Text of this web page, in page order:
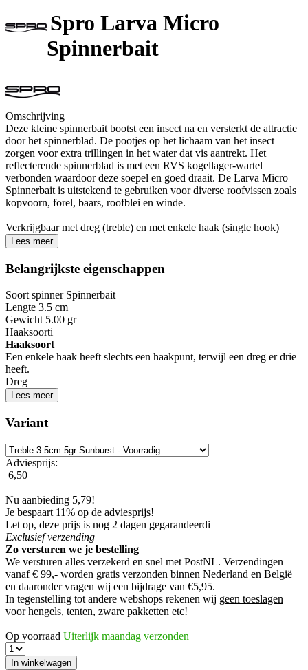
Spro Larva Micro
Spinnerbait
Omschrijving
Deze kleine spinnerbait bootst een insect na en versterkt de attractie
door het spinnerblad. De pootjes op het lichaam van het insect
zorgen voor extra trillingen in het water dat vis aantrekt. Het
reflecterende spinnerblad is met een RVS kogellager-wartel
verbonden waardoor deze soepel en goed draait. De Larva Micro
Spinnerbait is uitstekend te gebruiken voor diverse roofvissen zoals
kopvoorn, forel, baars, roofblei en winde.
Verkrijgbaar met dreg (treble) en met enkele haak (single hook)
Lees meer
Belangrijkste eigenschappen
Soort spinner Spinnerbait
Lengte 3.5 cm
Gewicht 5.00 gr
Haaksoorti
Haaksoort
Een enkele haak heeft slechts een haakpunt, terwijl een dreg er drie
heeft.
Dreg
Lees meer
Variant
Adviesprijs:
6,50
Nu aanbieding 5,79!
Je bespaart 11% op de adviesprijs!
Let op, deze prijs is nog 2 dagen gegarandeerdi
Exclusiefverzending
Zo versturen we je bestelling
We versturen alles verzekerd en snel met PostNL. Verzendingen
vanaf € 99,- worden gratis verzonden binnen Nederland en België
en daaronder vragen wij een bijdrage van €5,95.
In tegenstelling tot andere webshops rekenen wij geen toeslagen
voor hengels, tenten, zware pakketten etc!
Op voorraad Uiterlijk maandag verzonden